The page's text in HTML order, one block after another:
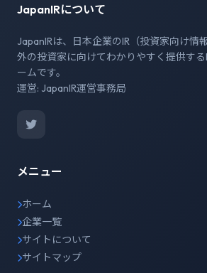
JapanIRについて
JapanIRは、日本企業のIR（投資家向け情
外の投資家に向けてわかりやすく提供す
ームです。
運営: JapanIR運営事務局
メニュー
ホーム
企業一覧
サイトについて
サイトマップ